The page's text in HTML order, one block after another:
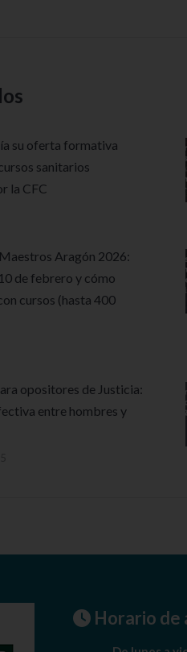
su oferta formativa
sanitarios
la CFC
Aragón 2026:
de febrero y cómo
cursos (hasta 400
opositores de Justicia:
entre hombres y
Horario de